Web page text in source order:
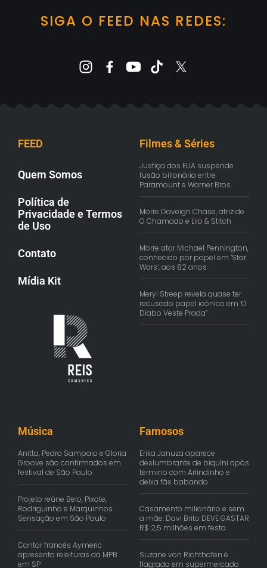
SIGA O FEED NAS REDES:
FEED
Quem Somos
Política de
Privacidade e Termos
de Uso
Contato
Mídia Kit
Filmes & Séries
Justiça dos EUA suspende
fusão bilionária entre
Paramount e Warner Bros.
Morre Daveigh Chase, atriz de
O Chamado e Lilo & Stitch
Morre ator Michael Pennington,
conhecido por papel em ‘Star
Wars’, aos 82 anos
Meryl Streep revela quase ter
recusado papel icônico em ‘O
Diabo Veste Prada’
Música
Anitta, Pedro Sampaio e Gloria
Groove são confirmados em
festival de São Paulo
Projeto reúne Belo, Pixote,
Rodriguinho e Marquinhos
Sensação em São Paulo
Cantor francês Aymeric
apresenta releituras da MPB
em SP
Famosos
Erika Januza aparece
deslumbrante de biquíni após
término com Arlindinho e
deixa fãs babando
Casamento milionário e sem
a mãe: Davi Brito DEVE GASTAR
R$ 2,5 milhões em festa
Suzane von Richthofen é
flagrada em supermercado